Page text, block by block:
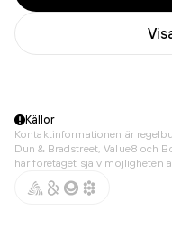
Källor
Kontaktinformationen är
Dun & Bradstreet, Value8 och
har företaget själv möjligheten